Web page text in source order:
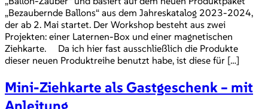
„Bezaubernde Ballons“ aus dem Jahreskatalog 2023-2024,
der ab 2. Mai startet. Der Workshop besteht aus zwei
Projekten: einer Laternen-Box und einer magnetischen
Ziehkarte. Da ich hier fast ausschließlich die Produkte
dieser neuen Produktreihe benutzt habe, ist diese für […]
Mini-Ziehkarte als Gastgeschenk – mit